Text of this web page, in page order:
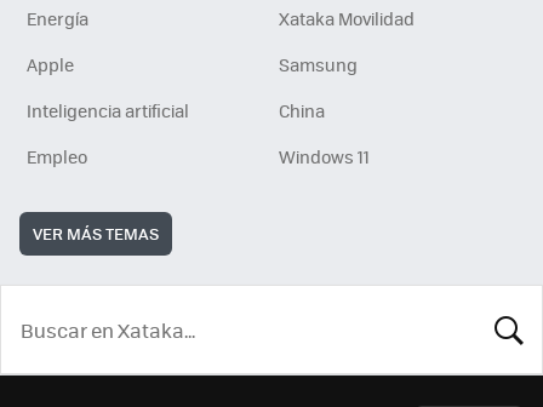
Energía
Xataka Movilidad
Apple
Samsung
Inteligencia artificial
China
Empleo
Windows 11
VER MÁS TEMAS